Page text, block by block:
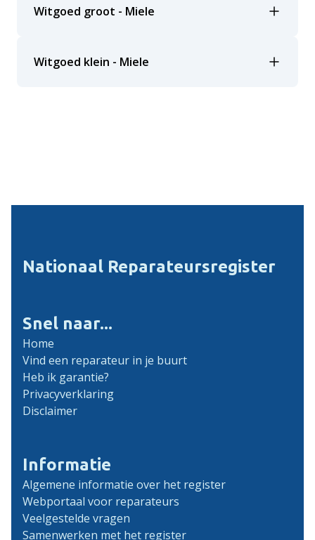
Witgoed groot - Miele
Witgoed klein - Miele
Nationaal Reparateursregister
Snel naar...
Home
Vind een reparateur in je buurt
Heb ik garantie?
Privacyverklaring
Disclaimer
Informatie
Algemene informatie over het register
Webportaal voor reparateurs
Veelgestelde vragen
Samenwerken met het register